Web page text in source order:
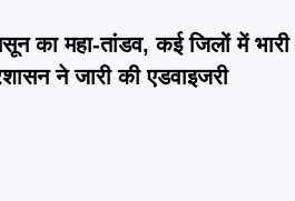
का महा-तांडव, कई जिलों में भारी
ने जारी की एडवाइजरी